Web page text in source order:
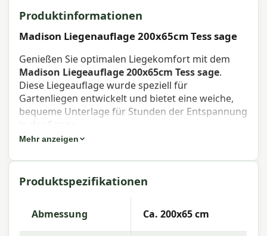
Produktinformationen
Madison Liegenauflage 200x65cm Tess sage
Genießen Sie optimalen Liegekomfort mit dem
Madison Liegeauflage 200x65cm Tess sage.
Diese Liegeauflage wurde speziell für
Gartenliegen entwickelt und bietet eine weiche,
bequeme Unterlage für Stunden der Entspannung
in der Sonne.
Artikelnummer:
EAN:8713229010386
Mehr anzeigen
Produktspezifikationen
Abmessung Ca. 200x65 cm